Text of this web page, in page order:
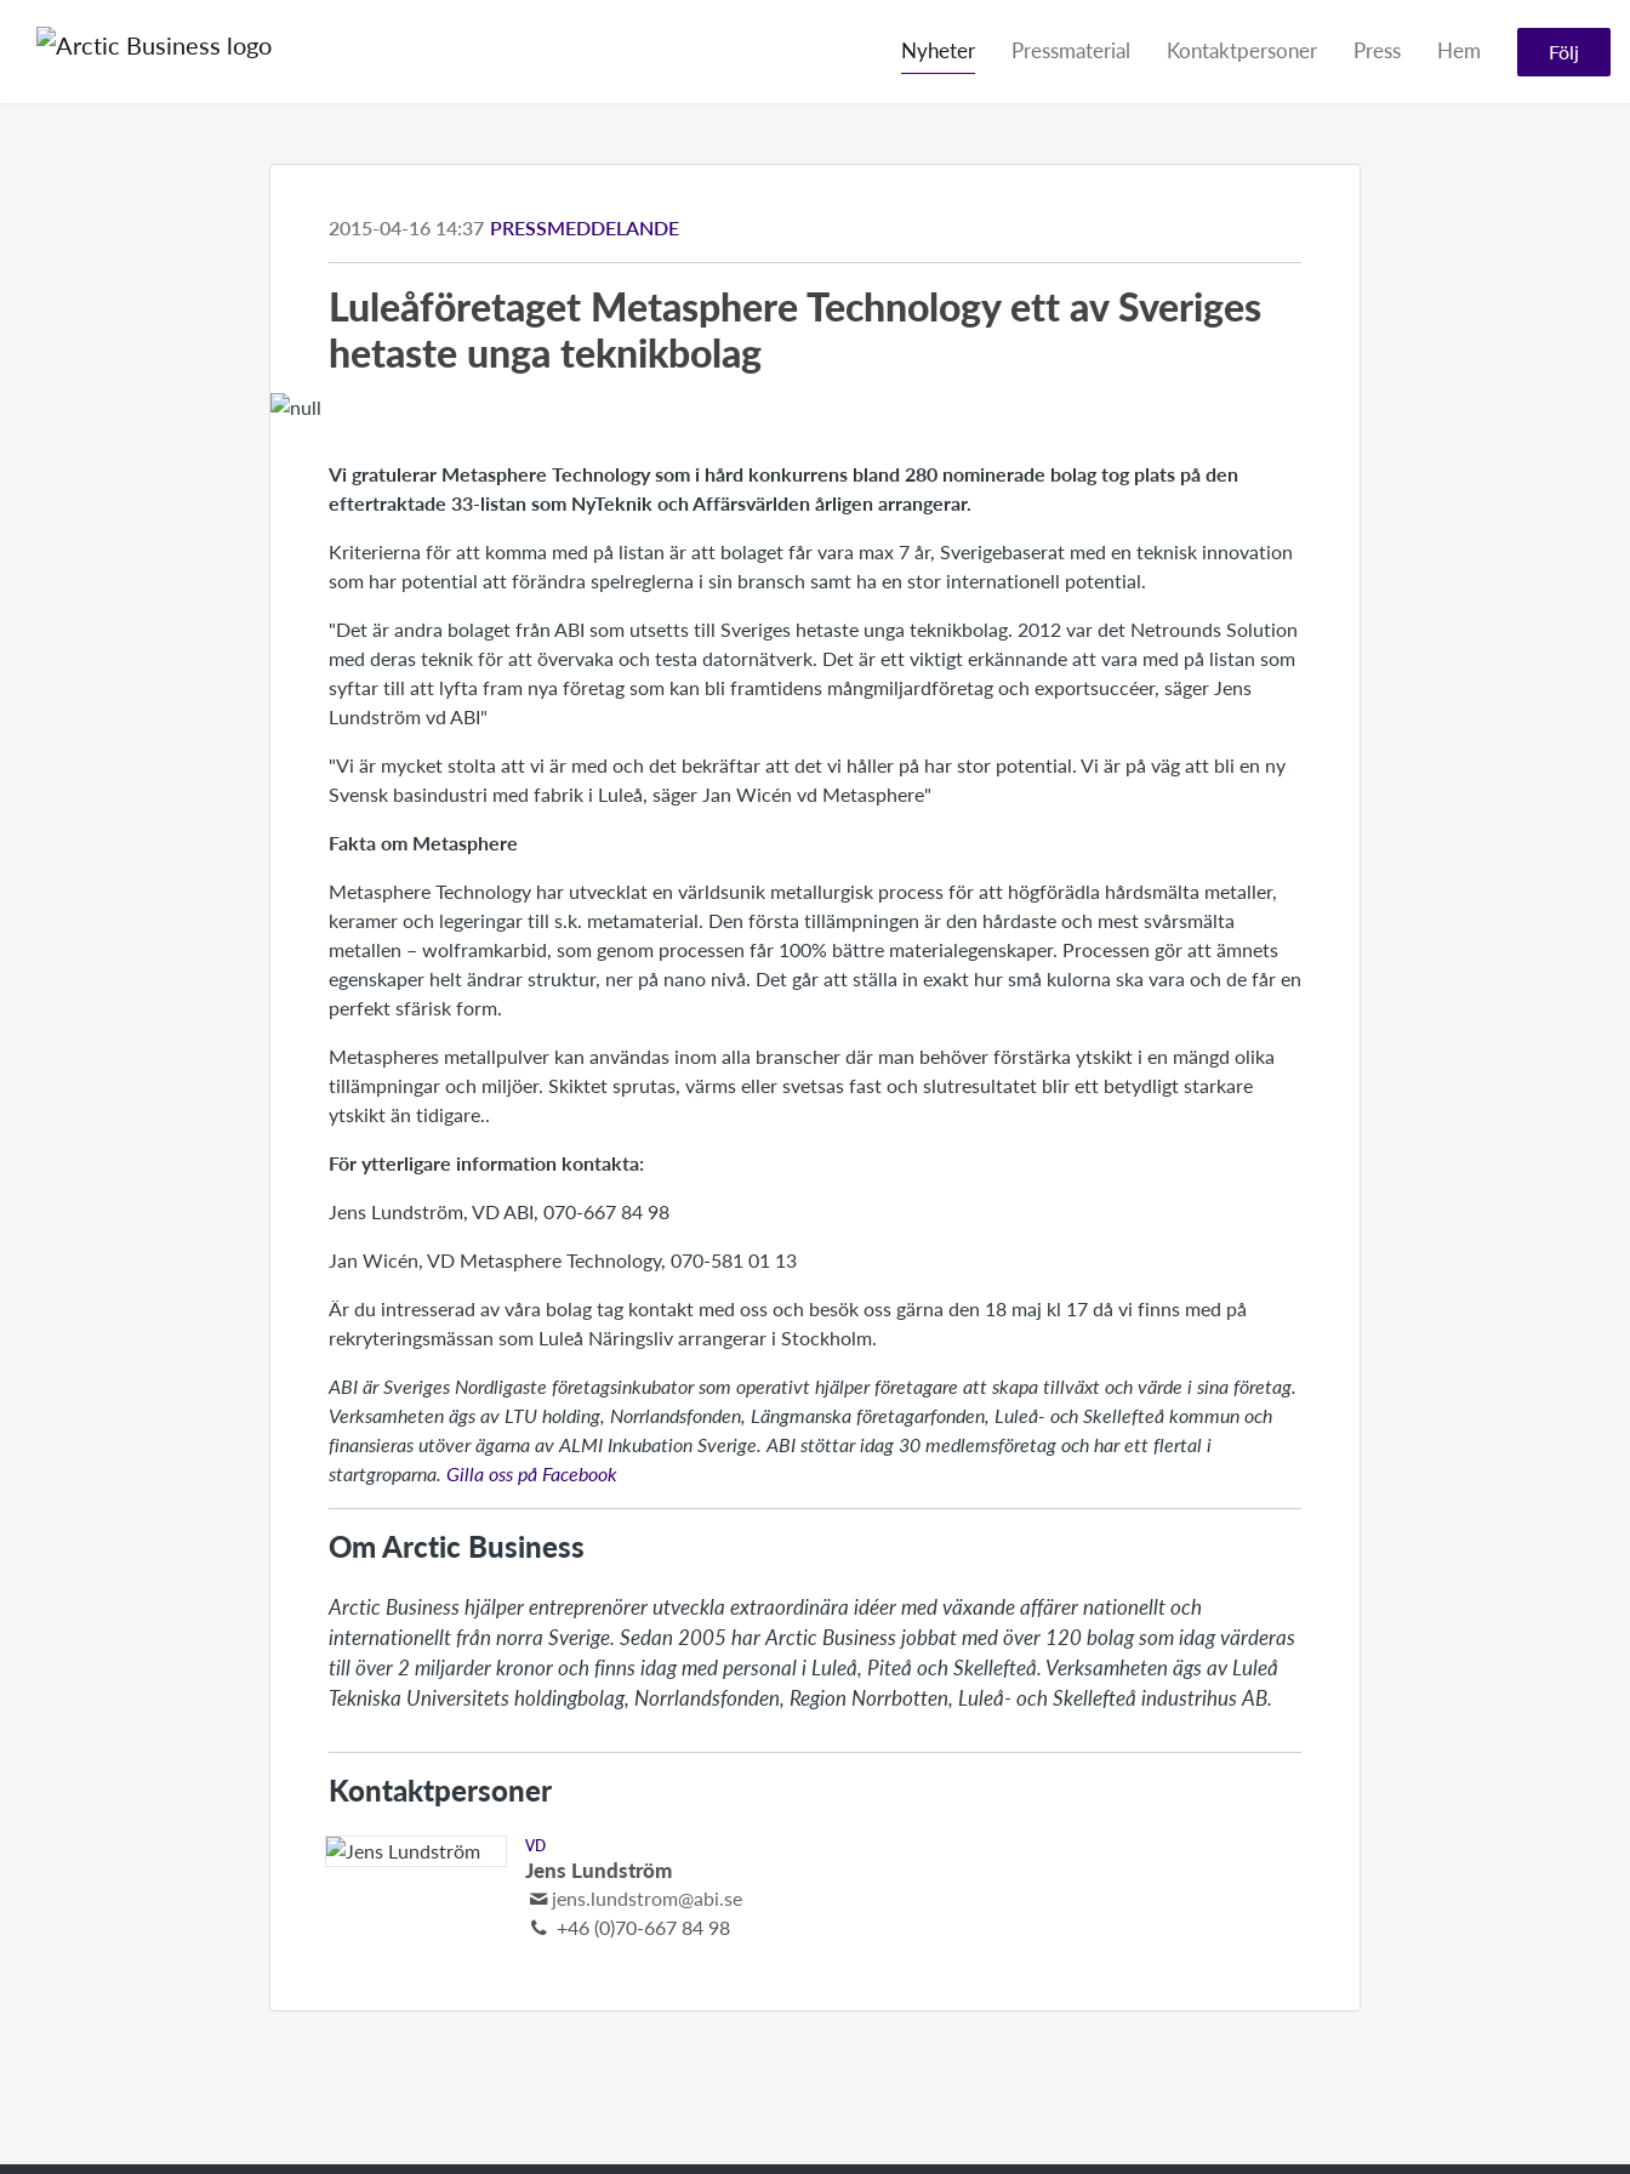
Nyheter Pressmaterial Kontaktpersoner Press Hem Följ
2015-04-16 14:37 PRESSMEDDELANDE
Luleåföretaget Metasphere Technology ett av Sveriges
hetaste unga teknikbolag
Vi gratulerar Metasphere Technology som i hård konkurrens bland 280 nominerade bolag tog plats på den
eftertraktade 33-listan som NyTeknik och Affärsvärlden årligen arrangerar.
Kriterierna för att komma med på listan är att bolaget får vara max 7 år, Sverigebaserat med en teknisk innovation
som har potential att förändra spelreglerna i sin bransch samt ha en stor internationell potential.
"Det är andra bolaget från ABI som utsetts till Sveriges hetaste unga teknikbolag. 2012 var det Netrounds Solution
med deras teknik för att övervaka och testa datornätverk. Det är ett viktigt erkännande att vara med på listan som
syftar till att lyfta fram nya företag som kan bli framtidens mångmiljardföretag och exportsuccéer, säger Jens
Lundström vd ABI"
"Vi är mycket stolta att vi är med och det bekräftar att det vi håller på har stor potential. Vi är på väg att bli en ny
Svensk basindustri med fabrik i Luleå, säger Jan Wicén vd Metasphere"
Fakta om Metasphere
Metasphere Technology har utvecklat en världsunik metallurgisk process för att högförädla hårdsmälta metaller,
keramer och legeringar till s.k. metamaterial. Den första tillämpningen är den hårdaste och mest svårsmälta
metallen – wolframkarbid, som genom processen får 100% bättre materialegenskaper. Processen gör att ämnets
egenskaper helt ändrar struktur, ner på nano nivå. Det går att ställa in exakt hur små kulorna ska vara och de får en
perfekt sfärisk form.
Metaspheres metallpulver kan användas inom alla branscher där man behöver förstärka ytskikt i en mängd olika
tillämpningar och miljöer. Skiktet sprutas, värms eller svetsas fast och slutresultatet blir ett betydligt starkare
ytskikt än tidigare..
För ytterligare information kontakta:
Jens Lundström, VD ABI, 070-667 84 98
Jan Wicén, VD Metasphere Technology, 070-581 01 13
Är du intresserad av våra bolag tag kontakt med oss och besök oss gärna den 18 maj kl 17 då vi finns med på
rekryteringsmässan som Luleå Näringsliv arrangerar i Stockholm.
ABI är Sveriges Nordligaste företagsinkubator som operativt hjälper företagare att skapa tillväxt och värde i sina företag.
Verksamheten ägs av LTU holding, Norrlandsfonden, Längmanska företagarfonden, Luleå- och Skellefteå kommun och
finansieras utöver ägarna av ALMI Inkubation Sverige. ABI stöttar idag 30 medlemsföretag och har ett flertal i
startgroparna. Gilla oss på Facebook
Om Arctic Business
Arctic Business hjälper entreprenörer utveckla extraordinära idéer med växande affärer nationellt och
internationellt från norra Sverige. Sedan 2005 har Arctic Business jobbat med över 120 bolag som idag värderas
till över 2 miljarder kronor och finns idag med personal i Luleå, Piteå och Skellefteå. Verksamheten ägs av Luleå
Tekniska Universitets holdingbolag, Norrlandsfonden, Region Norrbotten, Luleå- och Skellefteå industrihus AB.
Kontaktpersoner
VD
Jens Lundström
jens.lundstrom@abi.se
+46 (0)70-667 84 98